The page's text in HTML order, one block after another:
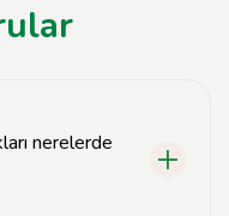
nerelerde